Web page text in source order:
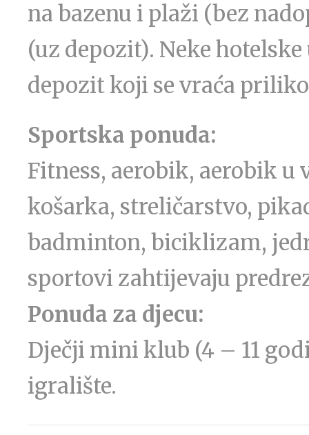
na bazenu i plaži (bez
(uz depozit). Neke
depozit koji se vraća
Sportska ponuda:
Fitness, aerobik, aerobik u
košarka, streličarstvo,
badminton, biciklizam,
sportovi zahtijevaju
Ponuda za djecu:
Dječji mini klub (4 – 11
igralište.